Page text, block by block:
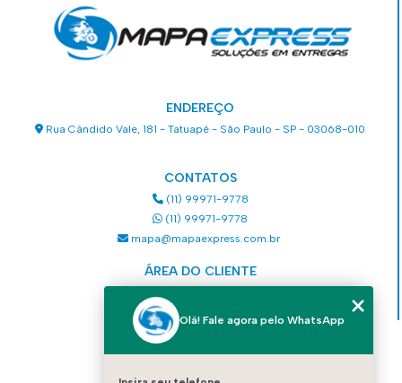
ENDEREÇO
Rua Cândido Vale, 181 - Tatuapé - São Paulo - SP - 03068-010
CONTATOS
(11) 99971-9778
(11) 99971-9778
mapa@mapaexpress.com.br
ÁREA DO CLIENTE
Olá! Fale agora pelo WhatsApp